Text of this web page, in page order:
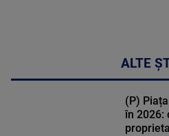
ALTE
(P)
în 2026: